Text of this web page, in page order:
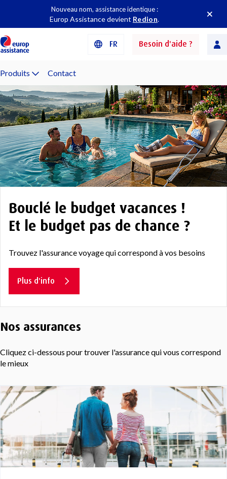
Nouveau nom, assistance identique :
Europ Assistance devient Redion.
FR Besoin d'aide ?
Produits Contact
Bouclé le budget vacances !
Et le budget pas de chance ?
Trouvez l'assurance voyage qui correspond à vos besoins
Plus d'info
Nos assurances
Cliquez ci-dessous pour trouver l'assurance qui vous correspond
le mieux